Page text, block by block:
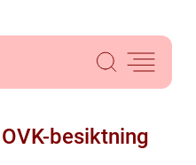
besiktning